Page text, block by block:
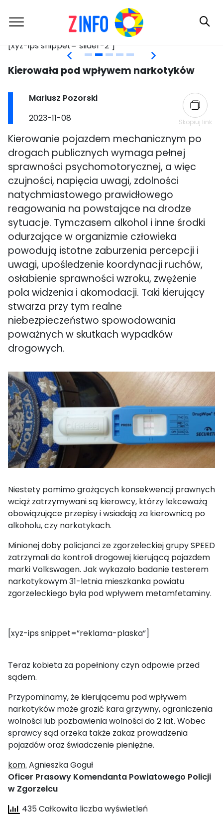
[xyz-ips snippet="slider-2"]
Kierowała pod wpływem narkotyków
Post
Mariusz Pozorski
Post
2023-11-08 Skopiuj link
Kierowanie pojazdem mechanicznym po
drogach publicznych wymaga pełnej
sprawności psychomotorycznej, a więc
czujności, napięcia uwagi, zdolności
natychmiastowego prawidłowego
reagowania na powstające na drodze
sytuacje. Tymczasem alkohol i inne środki
odurzające w organizmie człowieka
powodują istotne zaburzenia percepcji i
uwagi, upośledzenie koordynacji ruchów,
osłabienie sprawności wzroku, zwężenie
pola widzenia i akomodacji. Taki kierujący
stwarza przy tym realne
niebezpieczeństwo spowodowania
poważnych w skutkach wypadków
drogowych.
Niestety pomimo grożących konsekwencji prawnych
wciąż zatrzymywani są kierowcy, którzy lekceważą
obowiązujące przepisy i wsiadają za kierownicą po
alkoholu, czy narkotykach.
Minionej doby policjanci ze zgorzeleckiej grupy SPEED
zatrzymali do kontroli drogowej kierującą pojazdem
marki Volkswagen. Jak wykazało badanie testerem
narkotykowym 31-letnia mieszkanka powiatu
zgorzeleckiego była pod wpływem metamfetaminy.
[xyz-ips snippet=”reklama-plaska”]
Teraz kobieta za popełniony czyn odpowie przed
sądem.
Przypominamy, że kierującemu pod wpływem
narkotyków może grozić kara grzywny, ograniczenia
wolności lub pozbawienia wolności do 2 lat. Wobec
sprawcy sąd orzeka także zakaz prowadzenia
pojazdów oraz świadczenie pieniężne.
kom. Agnieszka Goguł
Oficer Prasowy Komendanta Powiatowego Policji
w Zgorzelcu
435 Całkowita liczba wyświetleń